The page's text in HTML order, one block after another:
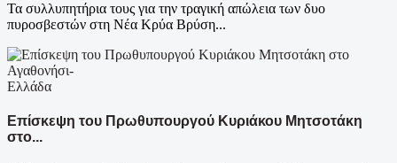
Τα συλλυπητήρια τους για την τραγική απώλεια των δυο
πυροσβεστών στη Νέα Κρύα Βρύση...
Ελλάδα
Επίσκεψη του Πρωθυπουργού Κυριάκου Μητσοτάκη
στο...